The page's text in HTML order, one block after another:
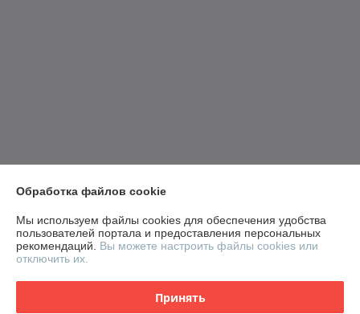
Обработка файлов cookie
Мы используем файлы cookies для обеспечения удобства
пользователей портала и предоставления персональных
рекомендаций. Вы можете настроить файлы cookies или
отключить их.
Принять